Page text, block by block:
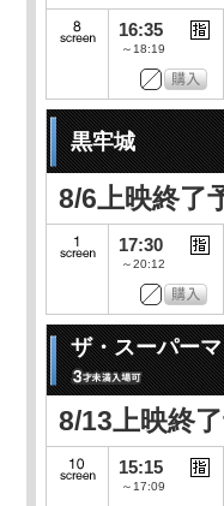
16:35
～18:19
黒牢城
8/6上映終了
17:30
～20:12
ザ・スーパー
8/13上映終
15:15
～17:09